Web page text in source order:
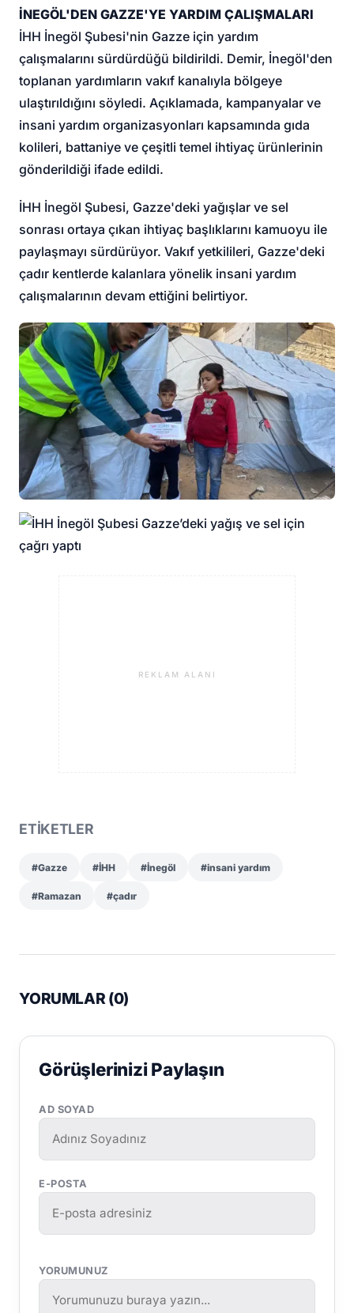
İNEGÖL'DEN GAZZE'YE YARDIM ÇALIŞMALARI
İHH İnegöl Şubesi'nin Gazze için yardım
çalışmalarını sürdürdüğü bildirildi. Demir, İnegöl'den
toplanan yardımların vakıf kanalıyla bölgeye
ulaştırıldığını söyledi. Açıklamada, kampanyalar ve
insani yardım organizasyonları kapsamında gıda
kolileri, battaniye ve çeşitli temel ihtiyaç ürünlerinin
gönderildiği ifade edildi.
İHH İnegöl Şubesi, Gazze'deki yağışlar ve sel
sonrası ortaya çıkan ihtiyaç başlıklarını kamuoyu ile
paylaşmayı sürdürüyor. Vakıf yetkilileri, Gazze'deki
çadır kentlerde kalanlara yönelik insani yardım
çalışmalarının devam ettiğini belirtiyor.
REKLAM ALANI
ETİKETLER
#Gazze #İHH #İnegöl #insani yardım
#Ramazan #çadır
YORUMLAR (0)
Görüşlerinizi Paylaşın
AD SOYAD
E-POSTA
YORUMUNUZ